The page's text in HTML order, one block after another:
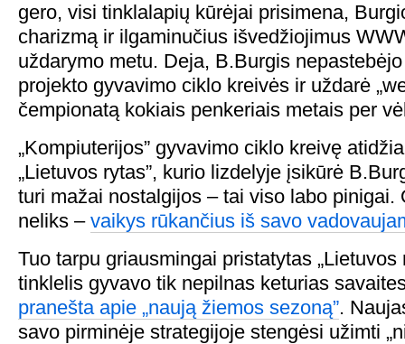
gero, visi tinklalapių kūrėjai prisimena,
charizmą ir ilgaminučius išvedžiojimus
uždarymo metu. Deja, B.Burgis
projekto gyvavimo ciklo kreivės ir uždarė
čempionatą kokiais penkeriais metais per
„Kompiuterijos” gyvavimo ciklo kreivę
„Lietuvos rytas”, kurio lizdelyje įsikūrė
turi mažai nostalgijos – tai viso labo pinigai.
neliks – vaikys rūkančius iš savo
Tuo tarpu griausmingai pristatytas „Lietuvos
tinklelis gyvavo tik nepilnas keturias
pranešta apie „naują žiemos sezoną”.
savo pirminėje strategijoje stengėsi užimti